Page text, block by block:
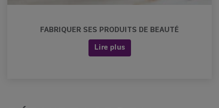
FABRIQUER SES PRODUITS DE BEAUTÉ
Lire plus